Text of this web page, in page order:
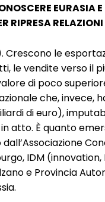
EURASIA
RIPRESA
Crescono le
le vendite verso il
di poco
che, invece,
di euro),
atto. È quanto
IDM
e Provincia